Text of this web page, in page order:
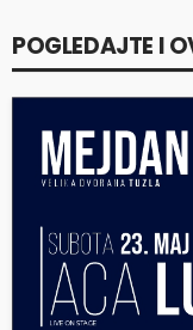
POGLEDAJTE I